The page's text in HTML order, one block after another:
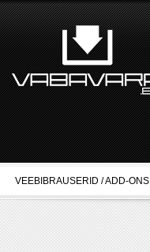
VEEBIBRAUSERID / ADD-ONS